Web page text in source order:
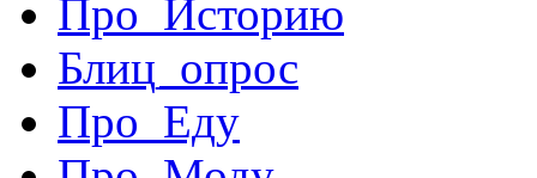
Про_Историю
Блиц_опрос
Про_Еду